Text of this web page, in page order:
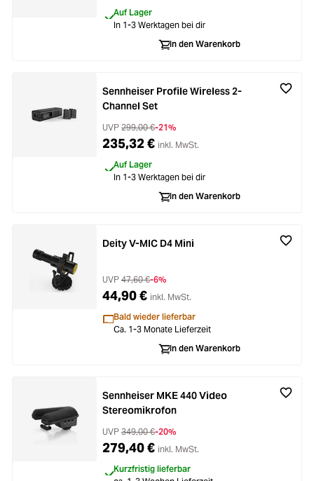
Auf Lager
In 1-3 Werktagen bei dir
In den Warenkorb
Sennheiser Profile Wireless 2-
Channel Set
UVP 299,00 €-21%
235,32 € inkl. MwSt.
Auf Lager
In 1-3 Werktagen bei dir
In den Warenkorb
Deity V-MIC D4 Mini
UVP 47,60 €-6%
44,90 € inkl. MwSt.
Bald wieder lieferbar
Ca. 1-3 Monate Lieferzeit
In den Warenkorb
Sennheiser MKE 440 Video
Stereomikrofon
UVP 349,00 €-20%
279,40 € inkl. MwSt.
Kurzfristig lieferbar